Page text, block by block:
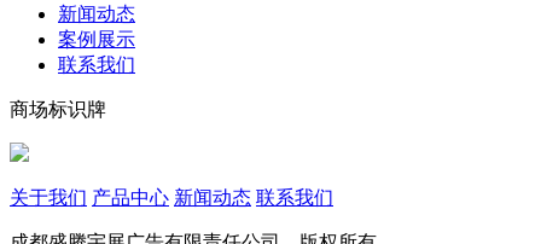
新闻动态
案例展示
联系我们
商场标识牌
关于我们 产品中心 新闻动态 联系我们